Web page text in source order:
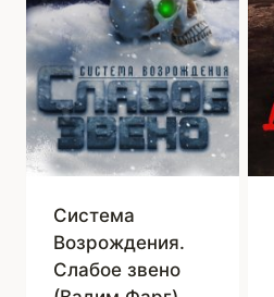
Система
Возрождения.
Слабое звено